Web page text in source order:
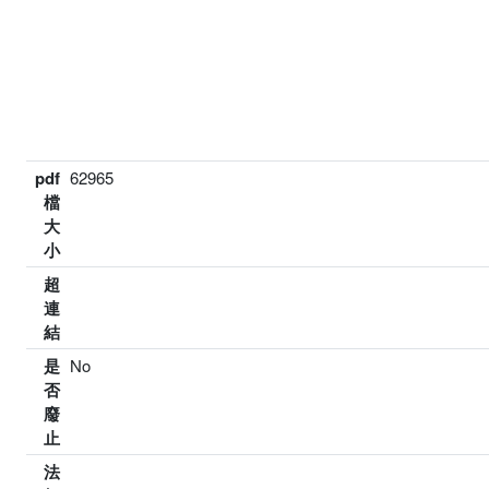
pdf
檔
大
小
62965
超
連
結
是
否
廢
止
No
法